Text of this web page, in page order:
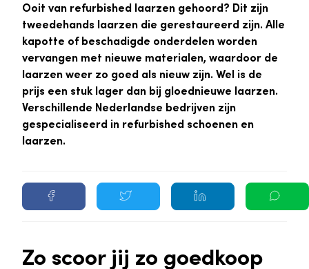
Ooit van refurbished laarzen gehoord? Dit zijn
tweedehands laarzen die gerestaureerd zijn. Alle
kapotte of beschadigde onderdelen worden
vervangen met nieuwe materialen, waardoor de
laarzen weer zo goed als nieuw zijn. Wel is de
prijs een stuk lager dan bij gloednieuwe laarzen.
Verschillende Nederlandse bedrijven zijn
gespecialiseerd in refurbished schoenen en
laarzen.
Zo scoor jij zo goedkoop